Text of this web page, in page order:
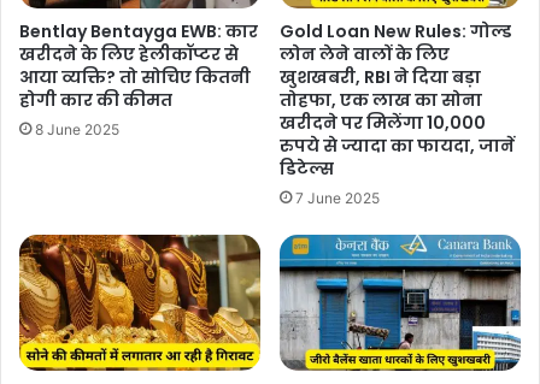
Bentlay Bentayga EWB: कार
खरीदने के लिए हेलीकॉप्टर से
आया व्यक्ति? तो सोचिए कितनी
होगी कार की कीमत
8 June 2025
Gold Loan New Rules: गोल्ड
लोन लेने वालों के लिए
खुशखबरी, RBI ने दिया बड़ा
तोहफा, एक लाख का सोना
खरीदने पर मिलेंगा 10,000
रुपये से ज्यादा का फायदा, जानें
डिटेल्स
7 June 2025